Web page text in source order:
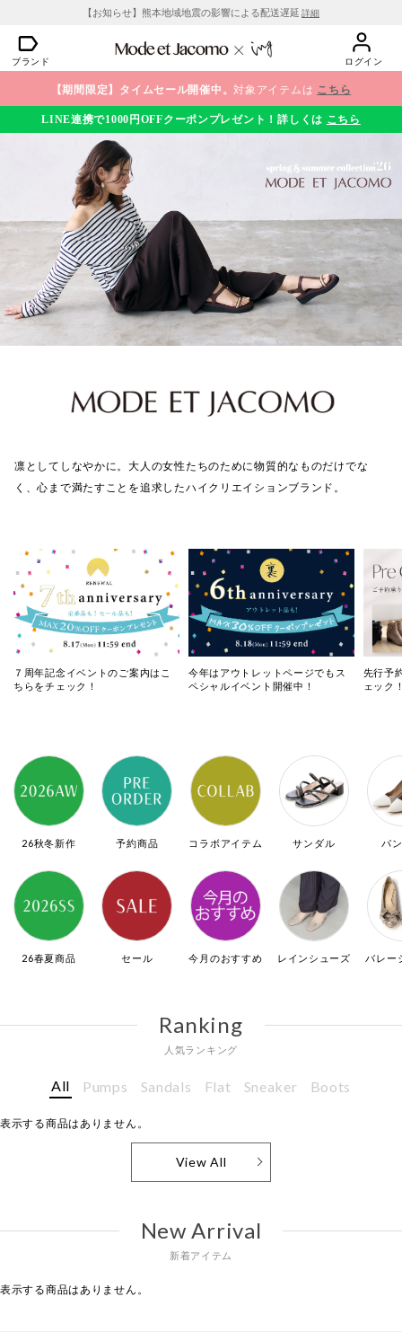
【お知らせ】熊本地域地震の影響による配送遅延 詳細
ブランド ログイン
【期間限定】タイムセール開催中。対象アイテムは こちら
LINE連携で1000円OFFクーポンプレゼント！詳しくは こちら
凛としてしなやかに。大人の女性たちのために物質的なものだけでな
く、心まで満たすことを追求したハイクリエイションブランド。
７周年記念イベントのご案内はこ
ちらをチェック！
今年はアウトレットページでもス
ペシャルイベント開催中！
先行予
ェック
26秋冬新作
26春夏商品
予約商品
セール
コラボアイテム
今月のおすすめ
サンダル
レインシューズ
パ
バレー
Ranking
人気ランキング
All Pumps Sandals Flat Sneaker Boots
表示する商品はありません。
View All
New Arrival
新着アイテム
表示する商品はありません。